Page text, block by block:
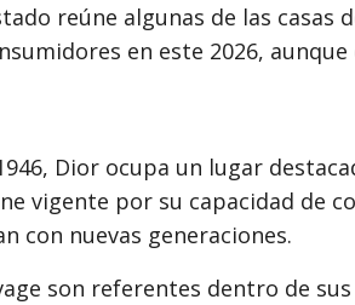
reúne algunas de las
en este 2026,
Dior ocupa un lugar
vigente por su capacidad de
con nuevas generaciones.
son referentes dentro de